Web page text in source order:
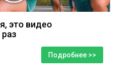
это видео
Подробнее >>